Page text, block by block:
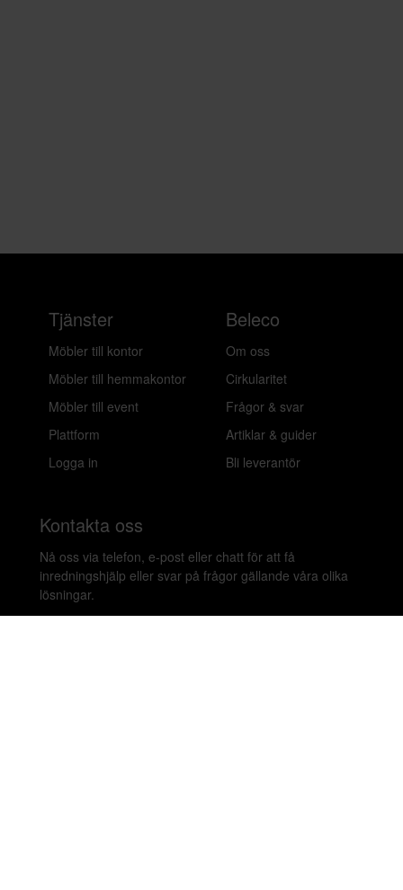
Tjänster
Möbler till kontor
Möbler till hemmakontor
Möbler till event
Plattform
Logga in
Beleco
Om oss
Cirkularitet
Frågor & svar
Artiklar & guider
Bli leverantör
Kontakta oss
Nå oss via telefon, e-post eller chatt för att få
inredningshjälp eller svar på frågor gällande våra olika
lösningar.
020-899450